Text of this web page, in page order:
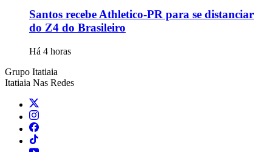
Santos recebe Athletico-PR para se distanciar
do Z4 do Brasileiro
Há 4 horas
Grupo Itatiaia
Itatiaia Nas Redes